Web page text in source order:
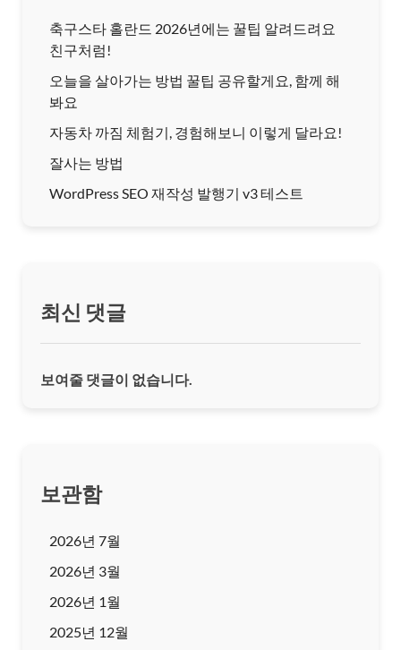
축구스타 홀란드 2026년에는 꿀팁 알려드려요
친구처럼!
오늘을 살아가는 방법 꿀팁 공유할게요, 함께 해
봐요
자동차 까짐 체험기, 경험해보니 이렇게 달라요!
잘사는 방법
WordPress SEO 재작성 발행기 v3 테스트
최신 댓글
보여줄 댓글이 없습니다.
보관함
2026년 7월
2026년 3월
2026년 1월
2025년 12월